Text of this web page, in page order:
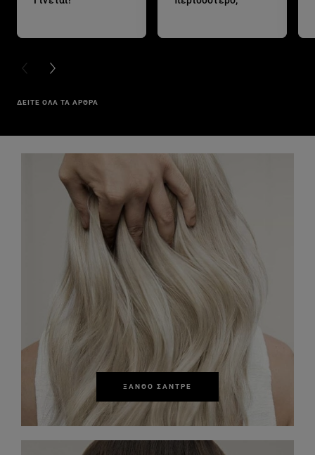
PREVIOUS CARD
NEXT CARD
ΔΕΙΤΕ ΟΛΑ ΤΑ ΑΡΘΡΑ
ΞΑΝΘΌ ΣΑΝΤΡΈ